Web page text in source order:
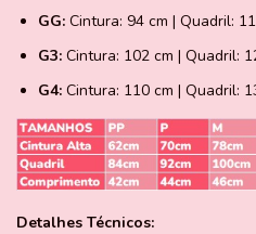
GG: Cintura: 94 cm | Quadril:
G3: Cintura: 102 cm | Quadril:
G4: Cintura: 110 cm | Quadril:
Detalhes Técnicos: